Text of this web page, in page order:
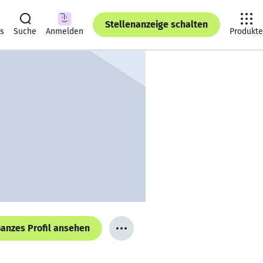
Suche Anmelden
Stellenanzeige schalten
Produkte
Profil ansehen